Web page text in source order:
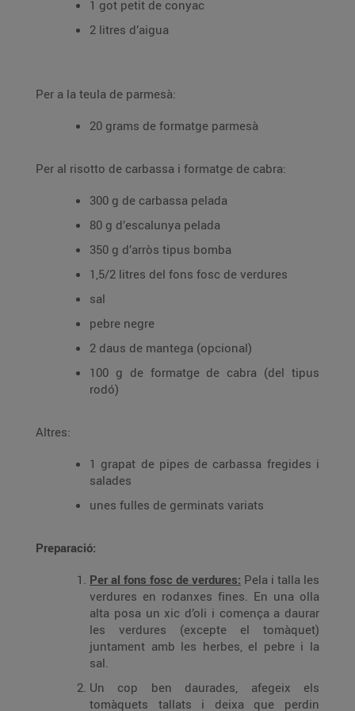
1 got petit de conyac
2 litres d’aigua
Per a la teula de parmesà:
20 grams de formatge parmesà
Per al risotto de carbassa i formatge de cabra:
300 g de carbassa pelada
80 g d’escalunya pelada
350 g d’arròs tipus bomba
1,5/2 litres del fons fosc de verdures
sal
pebre negre
2 daus de mantega (opcional)
100 g de formatge de cabra (del tipus
rodó)
Altres:
1 grapat de pipes de carbassa fregides i
salades
unes fulles de germinats variats
Preparació:
Per al fons fosc de verdures: Pela i talla les
verdures en rodanxes fines. En una olla
alta posa un xic d’oli i comença a daurar
les verdures (excepte el tomàquet)
juntament amb les herbes, el pebre i la
sal.
Un cop ben daurades, afegeix els
tomàquets tallats i deixa que perdin